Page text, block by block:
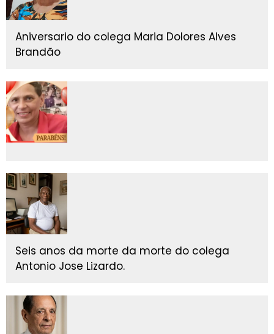
Aniversario do colega Maria Dolores Alves
Brandão
Seis anos da morte da morte do colega
Antonio Jose Lizardo.